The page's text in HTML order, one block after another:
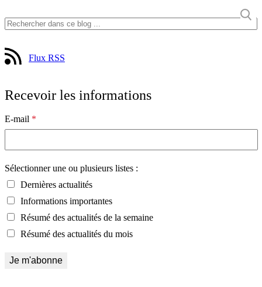
Flux RSS
Recevoir les informations
E-mail *
Sélectionner une ou plusieurs listes :
Dernières actualités
Informations importantes
Résumé des actualités de la semaine
Résumé des actualités du mois